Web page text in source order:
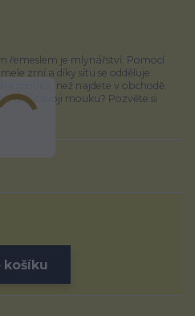
řemeslem je mlynářství. Pomocí
zrní a díky sítu se odděluje
mouka, než najdete v obchodě.
umlít svoji mouku? Pozvěte si
košíku